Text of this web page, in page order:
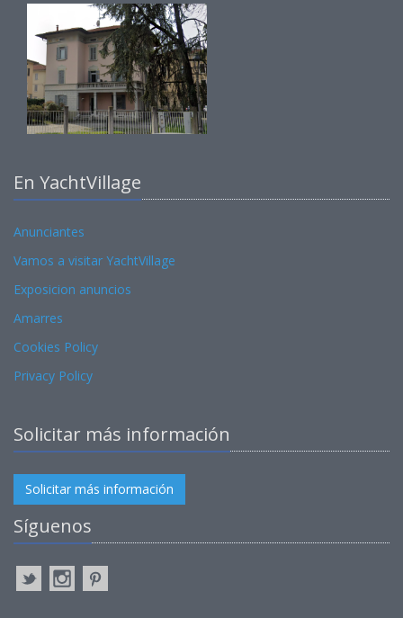
En YachtVillage
Anunciantes
Vamos a visitar YachtVillage
Exposicion anuncios
Amarres
Cookies Policy
Privacy Policy
Solicitar más información
Solicitar más información
Síguenos